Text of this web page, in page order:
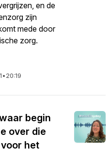
en de
zijn
mede door
zorg.
•20:19
begin
over die
het